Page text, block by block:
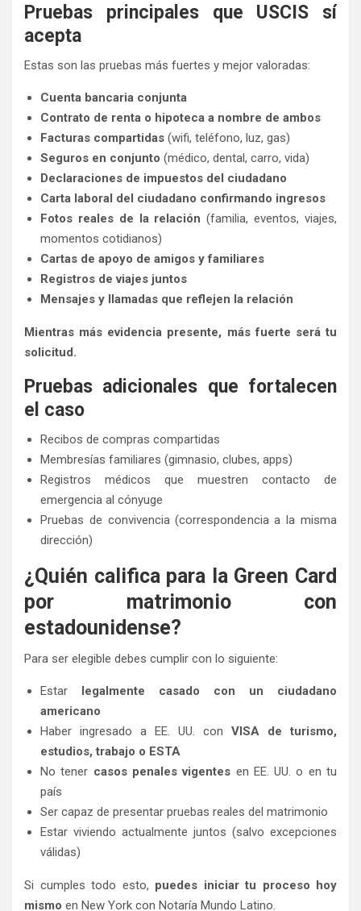
Pruebas principales que USCIS sí
acepta
Estas son las pruebas más fuertes y mejor valoradas:
Cuenta bancaria conjunta
Contrato de renta o hipoteca a nombre de ambos
Facturas compartidas (wifi, teléfono, luz, gas)
Seguros en conjunto (médico, dental, carro, vida)
Declaraciones de impuestos del ciudadano
Carta laboral del ciudadano confirmando ingresos
Fotos reales de la relación (familia, eventos, viajes,
momentos cotidianos)
Cartas de apoyo de amigos y familiares
Registros de viajes juntos
Mensajes y llamadas que reflejen la relación
Mientras más evidencia presente, más fuerte será tu
solicitud.
Pruebas adicionales que fortalecen
el caso
Recibos de compras compartidas
Membresías familiares (gimnasio, clubes, apps)
Registros médicos que muestren contacto de
emergencia al cónyuge
Pruebas de convivencia (correspondencia a la misma
dirección)
¿Quién califica para la Green Card
por matrimonio con
estadounidense?
Para ser elegible debes cumplir con lo siguiente:
Estar legalmente casado con un ciudadano
americano
Haber ingresado a EE. UU. con VISA de turismo,
estudios, trabajo o ESTA
No tener casos penales vigentes en EE. UU. o en tu
país
Ser capaz de presentar pruebas reales del matrimonio
Estar viviendo actualmente juntos (salvo excepciones
válidas)
Si cumples todo esto, puedes iniciar tu proceso hoy
mismo en New York con Notaría Mundo Latino.